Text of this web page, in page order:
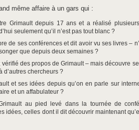
même affaire à un gars qui :
Grimault depuis 17 ans et a réalisé
seulement qu’il n’est pas tout blanc ?
de ses conférences et dit avoir vu ses livres –
que depuis deux semaines ?
vérifié des propos de Grimault – mais découvre
d’autres chercheurs ?
et ses idées depuis qu’on en parle sur
et un affabulateur ?
au pied levé dans la tournée de
idées, celles dont il dit découvrir maintenant